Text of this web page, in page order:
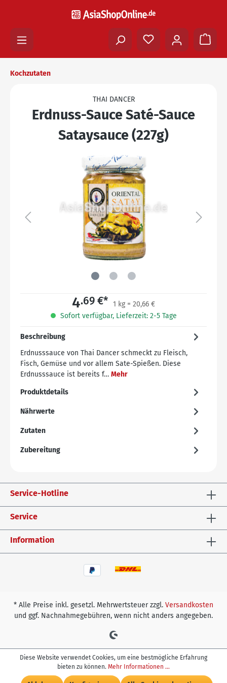
Kochzutaten
THAI DANCER
Erdnuss-Sauce Saté-Sauce
Sataysauce (227g)
4.69 €* 1 kg = 20,66 €
Sofort verfügbar, Lieferzeit: 2-5 Tage
Beschreibung
Erdnusssauce von Thai Dancer schmeckt zu Fleisch,
Fisch, Gemüse und vor allem Sate-Spießen. Diese
Erdnusssauce ist bereits f… Mehr
Produktdetails
Nährwerte
Zutaten
Zubereitung
Service-Hotline
Service
Information
* Alle Preise inkl. gesetzl. Mehrwertsteuer zzgl. Versandkosten
und ggf. Nachnahmegebühren, wenn nicht anders angegeben.
Diese Website verwendet Cookies, um eine bestmögliche Erfahrung
bieten zu können. Mehr Informationen ...